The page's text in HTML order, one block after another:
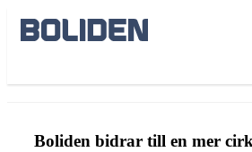
Boliden bidrar till en mer